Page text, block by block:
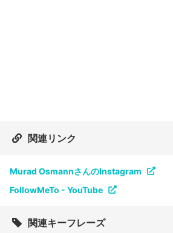
関連リンク
Murad OsmannさんのInstagram
FollowMeTo - YouTube
関連キーフレーズ